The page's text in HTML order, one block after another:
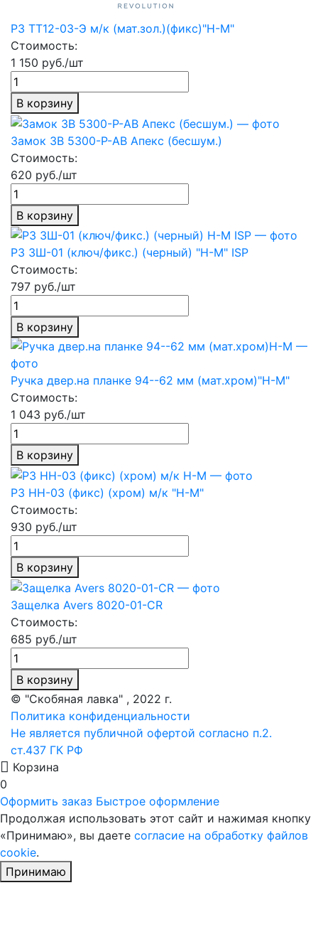
РЗ ТТ12-03-Э м/к (мат.зол.)(фикс)"Н-М"
Стоимость:
1 150 руб./шт
В корзину
Замок ЗВ 5300-P-АВ Апекс (бесшум.)
Стоимость:
620 руб./шт
В корзину
РЗ ЗШ-01 (ключ/фикс.) (черный) "Н-М" ISP
Стоимость:
797 руб./шт
В корзину
Ручка двер.на планке 94--62 мм (мат.хром)"Н-М"
Стоимость:
1 043 руб./шт
В корзину
РЗ НН-03 (фикс) (хром) м/к "Н-М"
Стоимость:
930 руб./шт
В корзину
Защелка Avers 8020-01-CR
Стоимость:
685 руб./шт
В корзину
© "Скобяная лавка" , 2022 г.
Политика конфиденциальности
Не является публичной офертой согласно п.2.
ст.437 ГК РФ
Корзина
0
Оформить заказ Быстрое оформление
Продолжая использовать этот сайт и нажимая кнопку
«Принимаю», вы даете согласие на обработку файлов
cookie.
Принимаю